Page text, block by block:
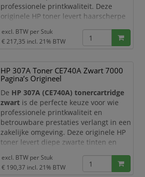
professionele printkwaliteit. Deze
originele HP toner levert haarscherpe
waardoor uw documenten altijd een
representatieve en hoogwaardige
Met een capaciteit tot circa11.000
pagina’s is deze tonercartridge perfect
geschikt voor kantoren en
werkomgevingen met een
excl. BTW per Stuk
€ 217,35 incl. 21% BTW
HP 307A Toner CE740A Zwart 7000
Pagina’s Origineel
De HP 307A (CE740A) tonercartridge
zwart is de perfecte keuze voor wie
professionele printkwaliteit en
betrouwbare prestaties verlangt in een
zakelijke omgeving. Deze originele HP
toner levert diepe zwarte tinten en
documenten altijd een representatieve
en hoogwaardige uitstraling hebben.
excl. BTW per Stuk
€ 190,37 incl. 21% BTW